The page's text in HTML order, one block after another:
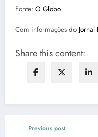
Fonte: O Globo
Com informações do
Share this content:
Previous post